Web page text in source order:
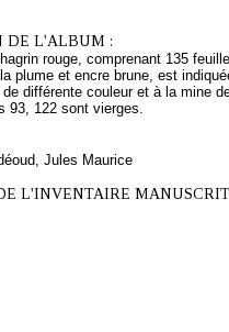
DE L'ALBUM :
rouge, comprenant 135
plume et encre brune, est
différente couleur et à la mine
93, 122 sont vierges.
Jules Maurice
L'INVENTAIRE